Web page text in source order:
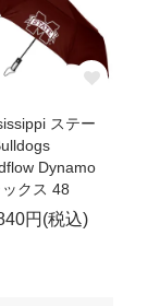
ステー
Dynamo
クス 48
円(税込)